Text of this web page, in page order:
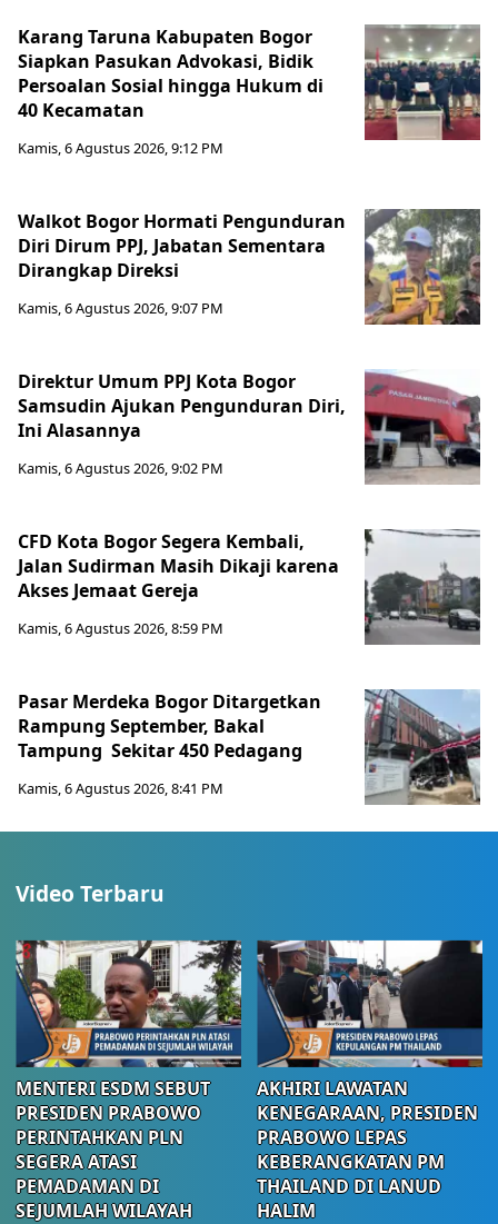
Karang Taruna Kabupaten Bogor
Siapkan Pasukan Advokasi, Bidik
Persoalan Sosial hingga Hukum di
40 Kecamatan
Kamis, 6 Agustus 2026, 9:12 PM
Walkot Bogor Hormati Pengunduran
Diri Dirum PPJ, Jabatan Sementara
Dirangkap Direksi
Kamis, 6 Agustus 2026, 9:07 PM
Direktur Umum PPJ Kota Bogor
Samsudin Ajukan Pengunduran Diri,
Ini Alasannya
Kamis, 6 Agustus 2026, 9:02 PM
CFD Kota Bogor Segera Kembali,
Jalan Sudirman Masih Dikaji karena
Akses Jemaat Gereja
Kamis, 6 Agustus 2026, 8:59 PM
Pasar Merdeka Bogor Ditargetkan
Rampung September, Bakal
Tampung Sekitar 450 Pedagang
Kamis, 6 Agustus 2026, 8:41 PM
Video Terbaru
MENTERI ESDM SEBUT
PRESIDEN PRABOWO
PERINTAHKAN PLN
SEGERA ATASI
PEMADAMAN DI
SEJUMLAH WILAYAH
AKHIRI LAWATAN
KENEGARAAN, PRESIDEN
PRABOWO LEPAS
KEBERANGKATAN PM
THAILAND DI LANUD
HALIM